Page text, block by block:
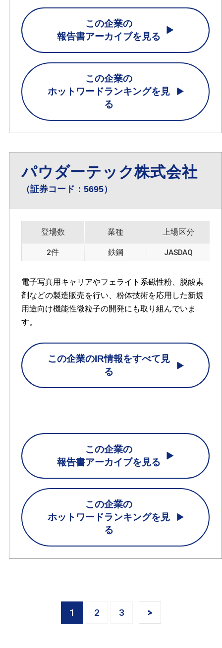
この企業の
報告書アーカイブを見る
この企業の
ホットワードランキングを見
る
パウダーテック株式会社
（証券コード：5695）
登場数
2件
業種
鉄鋼
上場区分
JASDAQ
電子写真用キャリアやフェライト系磁性粉、脱酸素
剤などの製造販売を行い、粉体技術を応用した新規
用途向け機能性微粒子の開発にも取り組んでいま
す。
この企業のIR情報をすべて見
る
この企業の
報告書アーカイブを見る
この企業の
ホットワードランキングを見
る
1 2 3 >